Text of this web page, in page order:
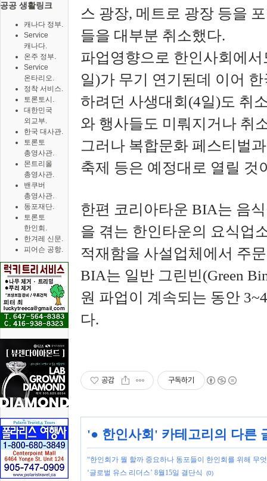
공공 생활링크
캐나다 정부.
Service
캐나다.
온주 정부.
Service
온타리오.
정착 서비스.
토론토시.
대한민국
외교부.
한국 대사관.
토론토
총영사관.
몬트리올
총영사관.
밴쿠버
총영사관.
동포재단.
토론토
한인회.
한겨레 신문.
피어슨 공항.
스 광장, 메트로 광장 등을
들을 대부분 취소했다.
파업영향으로 한인사회에
일)가 무기 연기된데 이어
하려던 사생대회(4일)도 취
와 행사들도 미뤄지거나 취
그러나 복합문화 페스티벌
축제 등은 예정대로 열릴 것
한편 코리아타운 BIA는 음
을 겪는 한인타운의 요식업
적재함을 사설업체에서 주
BIA는 일반 그린빈(Green
원 파업이 계속되는 동안
다.
공감 구독하기
'● 한인사회 ' 카테고리의 다른
“한인회가 뭘 할까 중요하나 동포들이 한인회를 위해 무
‘글로벌 유스 리더스’ 8월15일 결단식
(0)